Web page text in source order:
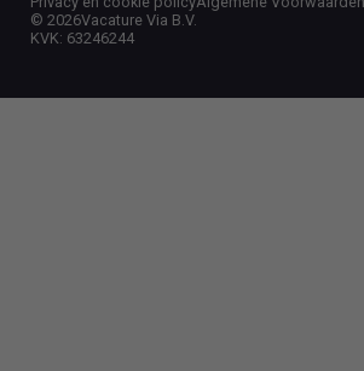
©2026Vacature Via B.V.
KVK: 63246244